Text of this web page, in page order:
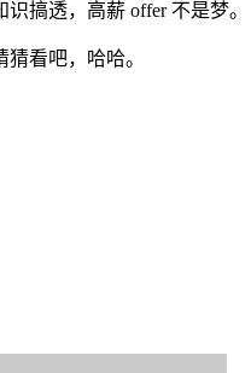
搞透，高薪 offer 不是梦。
看吧，哈哈。